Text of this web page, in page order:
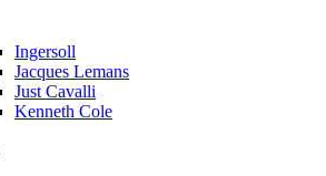
Ingersoll
Jacques Lemans
Just Cavalli
Kenneth Cole